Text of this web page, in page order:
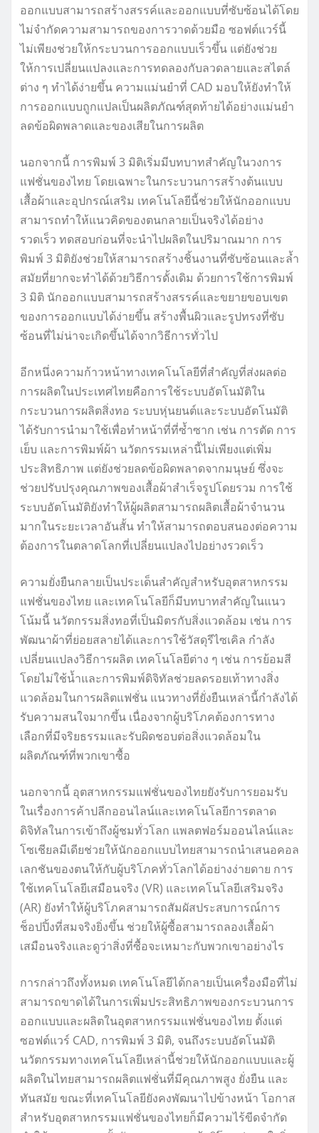
ออกแบบสามารถสร้างสรรค์และออกแบบที่ซับซ้อนได้โดย
ไม่จำกัดความสามารถของการวาดด้วยมือ ซอฟต์แวร์นี้
ไม่เพียงช่วยให้กระบวนการออกแบบเร็วขึ้น แต่ยังช่วย
ให้การเปลี่ยนแปลงและการทดลองกับลวดลายและสไตล์
ต่าง ๆ ทำได้ง่ายขึ้น ความแม่นยำที่ CAD มอบให้ยังทำให้
การออกแบบถูกแปลเป็นผลิตภัณฑ์สุดท้ายได้อย่างแม่นยำ
ลดข้อผิดพลาดและของเสียในการผลิต
นอกจากนี้ การพิมพ์ 3 มิติเริ่มมีบทบาทสำคัญในวงการ
แฟชั่นของไทย โดยเฉพาะในกระบวนการสร้างต้นแบบ
เสื้อผ้าและอุปกรณ์เสริม เทคโนโลยีนี้ช่วยให้นักออกแบบ
สามารถทำให้แนวคิดของตนกลายเป็นจริงได้อย่าง
รวดเร็ว ทดสอบก่อนที่จะนำไปผลิตในปริมาณมาก การ
พิมพ์ 3 มิติยังช่วยให้สามารถสร้างชิ้นงานที่ซับซ้อนและล้ำ
สมัยที่ยากจะทำได้ด้วยวิธีการดั้งเดิม ด้วยการใช้การพิมพ์
3 มิติ นักออกแบบสามารถสร้างสรรค์และขยายขอบเขต
ของการออกแบบได้ง่ายขึ้น สร้างพื้นผิวและรูปทรงที่ซับ
ซ้อนที่ไม่น่าจะเกิดขึ้นได้จากวิธีการทั่วไป
อีกหนึ่งความก้าวหน้าทางเทคโนโลยีที่สำคัญที่ส่งผลต่อ
การผลิตในประเทศไทยคือการใช้ระบบอัตโนมัติใน
กระบวนการผลิตสิ่งทอ ระบบหุ่นยนต์และระบบอัตโนมัติ
ได้รับการนำมาใช้เพื่อทำหน้าที่ที่ซ้ำซาก เช่น การตัด การ
เย็บ และการพิมพ์ผ้า นวัตกรรมเหล่านี้ไม่เพียงแต่เพิ่ม
ประสิทธิภาพ แต่ยังช่วยลดข้อผิดพลาดจากมนุษย์ ซึ่งจะ
ช่วยปรับปรุงคุณภาพของเสื้อผ้าสำเร็จรูปโดยรวม การใช้
ระบบอัตโนมัติยังทำให้ผู้ผลิตสามารถผลิตเสื้อผ้าจำนวน
มากในระยะเวลาอันสั้น ทำให้สามารถตอบสนองต่อความ
ต้องการในตลาดโลกที่เปลี่ยนแปลงไปอย่างรวดเร็ว
ความยั่งยืนกลายเป็นประเด็นสำคัญสำหรับอุตสาหกรรม
แฟชั่นของไทย และเทคโนโลยีก็มีบทบาทสำคัญในแนว
โน้มนี้ นวัตกรรมสิ่งทอที่เป็นมิตรกับสิ่งแวดล้อม เช่น การ
พัฒนาผ้าที่ย่อยสลายได้และการใช้วัสดุรีไซเคิล กำลัง
เปลี่ยนแปลงวิธีการผลิต เทคโนโลยีต่าง ๆ เช่น การย้อมสี
โดยไม่ใช้น้ำและการพิมพ์ดิจิทัลช่วยลดรอยเท้าทางสิ่ง
แวดล้อมในการผลิตแฟชั่น แนวทางที่ยั่งยืนเหล่านี้กำลังได้
รับความสนใจมากขึ้น เนื่องจากผู้บริโภคต้องการทาง
เลือกที่มีจริยธรรมและรับผิดชอบต่อสิ่งแวดล้อมใน
ผลิตภัณฑ์ที่พวกเขาซื้อ
นอกจากนี้ อุตสาหกรรมแฟชั่นของไทยยังรับการยอมรับ
ในเรื่องการค้าปลีกออนไลน์และเทคโนโลยีการตลาด
ดิจิทัลในการเข้าถึงผู้ชมทั่วโลก แพลตฟอร์มออนไลน์และ
โซเชียลมีเดียช่วยให้นักออกแบบไทยสามารถนำเสนอคอล
เลกชันของตนให้กับผู้บริโภคทั่วโลกได้อย่างง่ายดาย การ
ใช้เทคโนโลยีเสมือนจริง (VR) และเทคโนโลยีเสริมจริง
(AR) ยังทำให้ผู้บริโภคสามารถสัมผัสประสบการณ์การ
ช็อปปิ้งที่สมจริงยิ่งขึ้น ช่วยให้ผู้ซื้อสามารถลองเสื้อผ้า
เสมือนจริงและดูว่าสิ่งที่ซื้อจะเหมาะกับพวกเขาอย่างไร
การกล่าวถึงทั้งหมด เทคโนโลยีได้กลายเป็นเครื่องมือที่ไม่
สามารถขาดได้ในการเพิ่มประสิทธิภาพของกระบวนการ
ออกแบบและผลิตในอุตสาหกรรมแฟชั่นของไทย ตั้งแต่
ซอฟต์แวร์ CAD, การพิมพ์ 3 มิติ, จนถึงระบบอัตโนมัติ
นวัตกรรมทางเทคโนโลยีเหล่านี้ช่วยให้นักออกแบบและผู้
ผลิตในไทยสามารถผลิตแฟชั่นที่มีคุณภาพสูง ยั่งยืน และ
ทันสมัย ขณะที่เทคโนโลยียังคงพัฒนาไปข้างหน้า โอกาส
สำหรับอุตสาหกรรมแฟชั่นของไทยก็มีความไร้ขีดจำกัด